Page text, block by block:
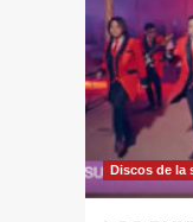
CON
GIRA
Discos de la